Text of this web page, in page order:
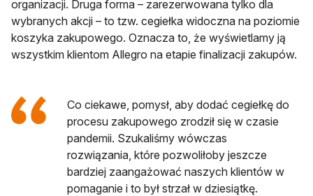
organizacji. Druga forma – zarezerwowana tylko dla
wybranych akcji – to tzw. cegiełka widoczna na poziomie
koszyka zakupowego. Oznacza to, że wyświetlamy ją
wszystkim klientom Allegro na etapie finalizacji zakupów.
Co ciekawe, pomysł, aby dodać cegiełkę do
procesu zakupowego zrodził się w czasie
pandemii. Szukaliśmy wówczas
rozwiązania, które pozwoliłoby jeszcze
bardziej zaangażować naszych klientów w
pomaganie i to był strzał w dziesiątkę.